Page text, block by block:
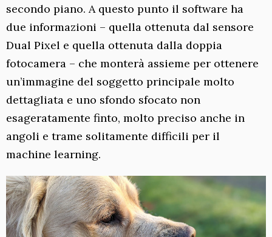
secondo piano. A questo punto il software ha
due informazioni – quella ottenuta dal sensore
Dual Pixel e quella ottenuta dalla doppia
fotocamera – che monterà assieme per ottenere
un’immagine del soggetto principale molto
dettagliata e uno sfondo sfocato non
esageratamente finto, molto preciso anche in
angoli e trame solitamente difficili per il
machine learning.